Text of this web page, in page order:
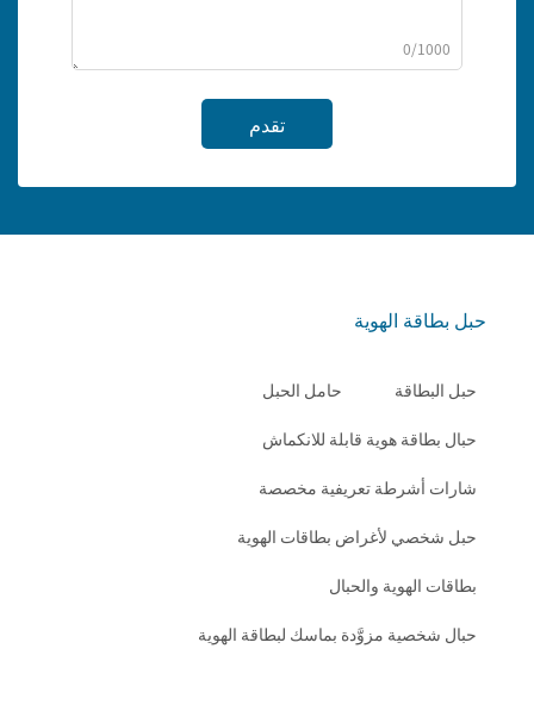
0/1000
تقدم
حبل بطاقة الهوية
حبل البطاقة حامل الحبل
حبال بطاقة هوية قابلة للانكماش
شارات أشرطة تعريفية مخصصة
حبل شخصي لأغراض بطاقات الهوية
بطاقات الهوية والحبال
حبال شخصية مزوَّدة بماسك لبطاقة الهوية